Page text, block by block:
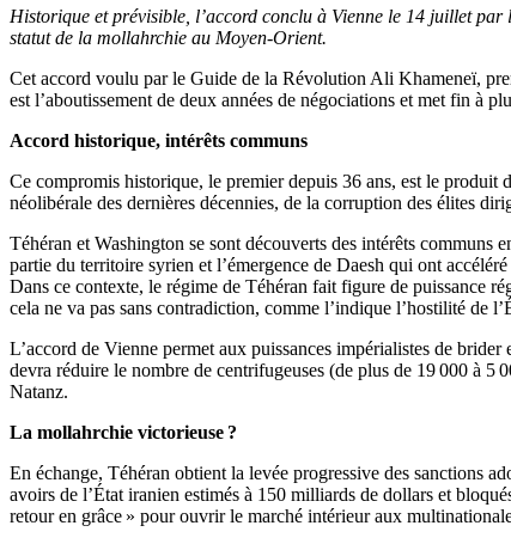
Historique et prévisible, l’accord conclu à Vienne le 14 juillet
statut de la mollahrchie au Moyen-Orient.
Cet accord voulu par le Guide de la Révolution Ali Khameneï,
est l’aboutissement de deux années de négociations et met fin à
Accord historique, intérêts communs
Ce compromis historique, le premier depuis 36 ans, est le
néolibérale des dernières décennies, de la corruption des élites
Téhéran et Washington se sont découverts des intérêts
partie du territoire syrien et l’émergence de Daesh qui ont
Dans ce contexte, le régime de Téhéran fait figure de puissance
cela ne va pas sans contradiction, comme l’indique l’hostilité de
L’accord de Vienne permet aux puissances impérialistes de
devra réduire le nombre de centrifugeuses (de plus de 19 000 à 5
Natanz.
La mollahrchie victorieuse ?
En échange, Téhéran obtient la levée progressive des sanctions
avoirs de l’État iranien estimés à 150 milliards de dollars et
retour en grâce » pour ouvrir le marché intérieur aux